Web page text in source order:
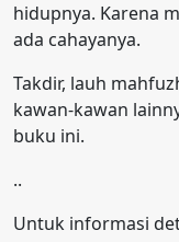
hidupnya. Karena
ada cahayanya.
Takdir, lauh
kawan-kawan
buku ini.
..
Untuk informasi